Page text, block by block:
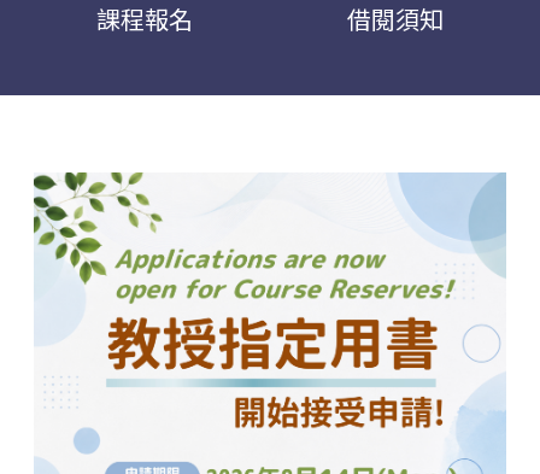
課程報名 借閱須知